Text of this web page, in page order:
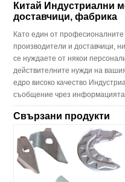
Китай Индустриални
доставчици, фабрика
Като един от
производители и доставчици,
се нуждаете от някои
действителните нужди на
едро високо качество
съобщение чрез информацията
Свързани продукти